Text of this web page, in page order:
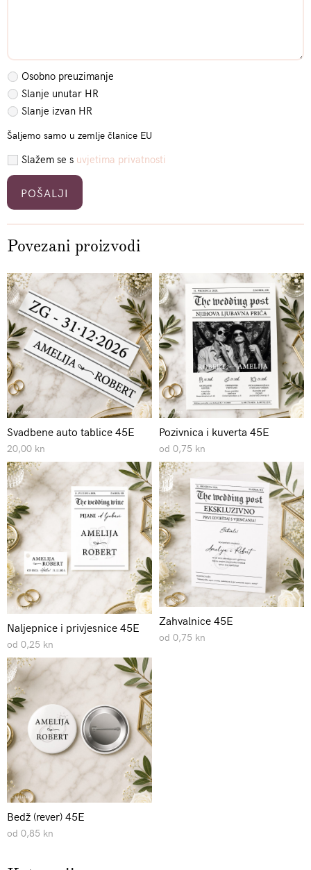
Osobno preuzimanje
Slanje unutar HR
Slanje izvan HR
Šaljemo samo u zemlje članice EU
Slažem se s uvjetima privatnosti
Please leave this field empty.
Povezani proizvodi
Svadbene auto tablice 45E
20,00 kn
Pozivnica i kuverta 45E
od 0,75 kn
Naljepnice i privjesnice 45E
od 0,25 kn
Zahvalnice 45E
od 0,75 kn
Bedž (rever) 45E
od 0,85 kn